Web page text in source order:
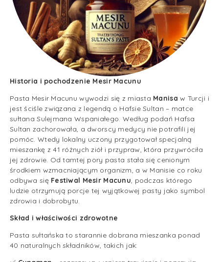
Historia i pochodzenie Mesir Macunu
Pasta Mesir Macunu wywodzi się z miasta Manisa w Turcji i
jest ściśle związana z legendą o Hafsie Sultan – matce
sułtana Sulejmana Wspaniałego. Według podań Hafsa
Sultan zachorowała, a dworscy medycy nie potrafili jej
pomóc. Wtedy lokalny uczony przygotował specjalną
mieszankę z 41 różnych ziół i przypraw, która przywróciła
jej zdrowie. Od tamtej pory pasta stała się cenionym
środkiem wzmacniającym organizm, a w Manisie co roku
odbywa się Festiwal Mesir Macunu, podczas którego
ludzie otrzymują porcje tej wyjątkowej pasty jako symbol
zdrowia i dobrobytu.
Skład i właściwości zdrowotne
Pasta sułtańska to starannie dobrana mieszanka ponad
40 naturalnych składników, takich jak: